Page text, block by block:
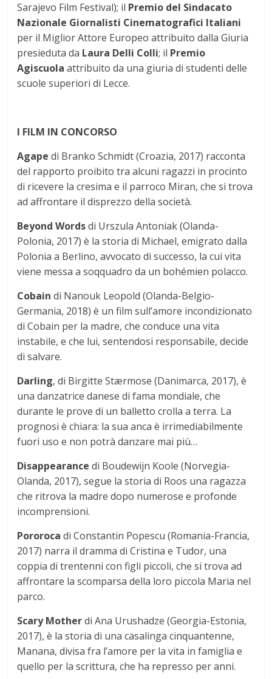
Sarajevo Film Festival); il Premio del Sindacato
Nazionale Giornalisti Cinematografici Italiani
per il Miglior Attore Europeo attribuito dalla Giuria
presieduta da Laura Delli Colli; il Premio
Agiscuola attribuito da una giuria di studenti delle
scuole superiori di Lecce.
I FILM IN CONCORSO
Agape di Branko Schmidt (Croazia, 2017) racconta
del rapporto proibito tra alcuni ragazzi in procinto
di ricevere la cresima e il parroco Miran, che si trova
ad affrontare il disprezzo della società.
Beyond Wordsdi Urszula Antoniak (Olanda-
Polonia, 2017) è la storia di Michael, emigrato dalla
Polonia a Berlino, avvocato di successo, la cui vita
viene messa a soqquadro da un bohémien polacco.
Cobaindi Nanouk Leopold (Olanda-Belgio-
Germania, 2018) è un film sull’amore incondizionato
di Cobain per la madre, che conduce una vita
instabile, e che lui, sentendosi responsabile, decide
di salvare.
Darling, di Birgitte Stærmose (Danimarca, 2017), è
una danzatrice danese di fama mondiale, che
durante le prove di un balletto crolla a terra. La
prognosi è chiara: la sua anca è irrimediabilmente
fuori uso e non potrà danzare mai più…
Disappearancedi Boudewijn Koole (Norvegia-
Olanda, 2017), segue la storia di Roos una ragazza
che ritrova la madre dopo numerose e profonde
incomprensioni.
Pororocadi Constantin Popescu (Romania-Francia,
2017) narra il dramma di Cristina e Tudor, una
coppia di trentenni con figli piccoli, che si trova ad
affrontare la scomparsa della loro piccola Maria nel
parco.
Scary Motherdi Ana Urushadze (Georgia-Estonia,
2017), è la storia di una casalinga cinquantenne,
Manana, divisa fra l’amore per la vita in famiglia e
quello per la scrittura, che ha represso per anni.